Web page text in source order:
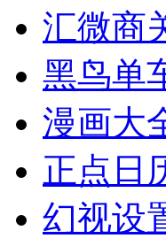
汇微商
黑鸟单
漫画大
正点日
幻视设